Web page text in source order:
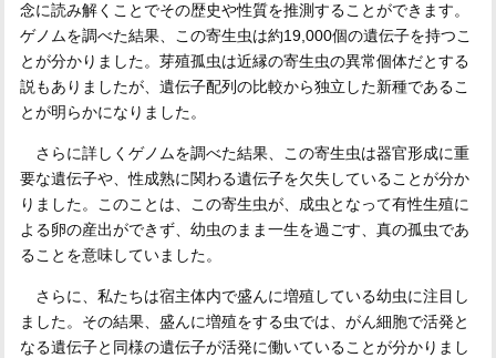
念に読み解くことでその歴史や性質を推測することができます。
ゲノムを調べた結果、この寄生虫は約19,000個の遺伝子を持つこ
とが分かりました。芽殖孤虫は近縁の寄生虫の異常個体だとする
説もありましたが、遺伝子配列の比較から独立した新種であるこ
とが明らかになりました。
さらに詳しくゲノムを調べた結果、この寄生虫は器官形成に重
要な遺伝子や、性成熟に関わる遺伝子を欠失していることが分か
りました。このことは、この寄生虫が、成虫となって有性生殖に
よる卵の産出ができず、幼虫のまま一生を過ごす、真の孤虫であ
ることを意味していました。
さらに、私たちは宿主体内で盛んに増殖している幼虫に注目し
ました。その結果、盛んに増殖をする虫では、がん細胞で活発と
なる遺伝子と同様の遺伝子が活発に働いていることが分かりまし